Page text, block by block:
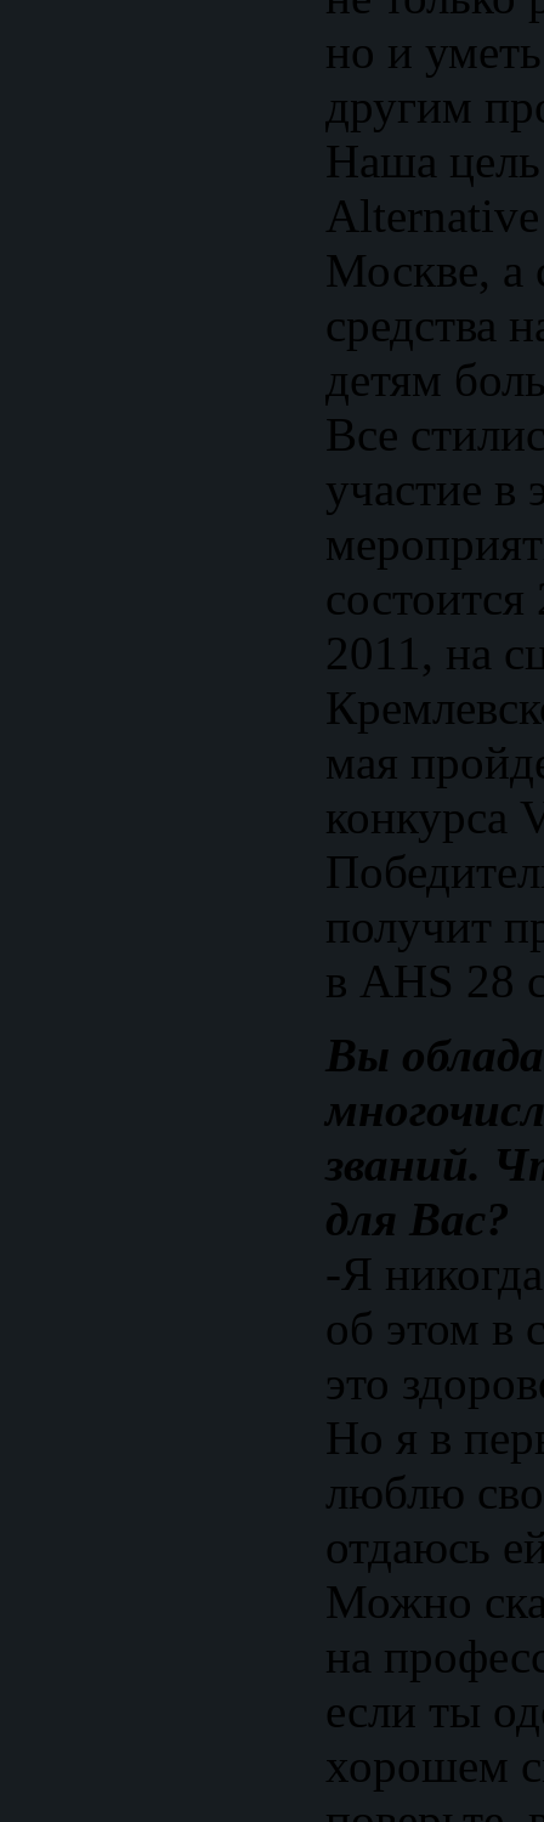
но и
другим
Наша цель
Москве, а
средства
детям
Все
участие в
2011, на
мая
конкурса
получит
в AHS 28
Вы
званий.
для Вас?
-Я
об этом в
это
Но я в
люблю
отдаюсь
Можно
на
если ты
хорошем